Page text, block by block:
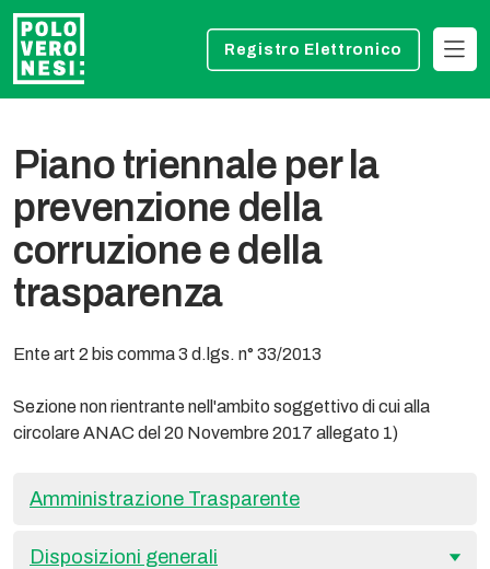
Registro Elettronico
Amministrazione Trasparente
Disposizioni generali
Piano triennale per la
prevenzione della
corruzione e della
trasparenza
Ente art 2 bis comma 3 d.lgs. n° 33/2013
Sezione non rientrante nell'ambito soggettivo di cui alla
circolare ANAC del 20 Novembre 2017 allegato 1)